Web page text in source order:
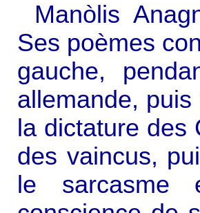
Manòlis
Ses poèmes
gauche,
allemande,
la dictature
des vaincus,
le sarcasme